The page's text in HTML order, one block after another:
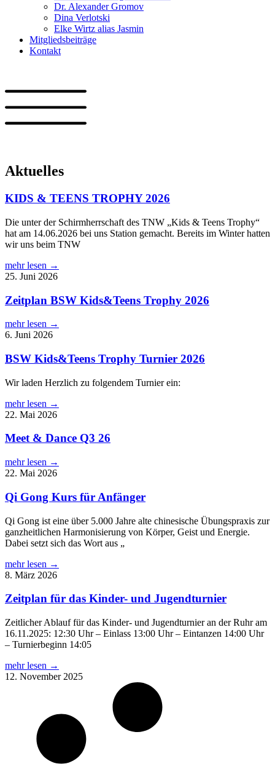
Dr. Alexander Gromov
Dina Verlotski
Elke Wirtz alias Jasmin
Mitgliedsbeiträge
Kontakt
Aktuelles
KIDS & TEENS TROPHY 2026
Die unter der Schirmherrschaft des TNW „Kids & Teens Trophy“
hat am 14.06.2026 bei uns Station gemacht. Bereits im Winter hatten
wir uns beim TNW
mehr lesen →
25. Juni 2026
Zeitplan BSW Kids&Teens Trophy 2026
mehr lesen →
6. Juni 2026
BSW Kids&Teens Trophy Turnier 2026
Wir laden Herzlich zu folgendem Turnier ein:
mehr lesen →
22. Mai 2026
Meet & Dance Q3 26
mehr lesen →
22. Mai 2026
Qi Gong Kurs für Anfänger
Qi Gong ist eine über 5.000 Jahre alte chinesische Übungspraxis zur
ganzheitlichen Harmonisierung von Körper, Geist und Energie.
Dabei setzt sich das Wort aus „
mehr lesen →
8. März 2026
Zeitplan für das Kinder- und Jugendturnier
Zeitlicher Ablauf für das Kinder- und Jugendturnier an der Ruhr am
16.11.2025: 12:30 Uhr – Einlass 13:00 Uhr – Eintanzen 14:00 Uhr
– Turnierbeginn 14:05
mehr lesen →
12. November 2025